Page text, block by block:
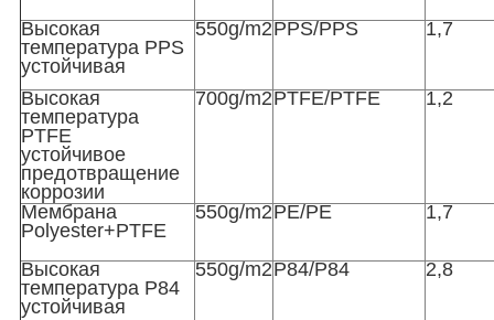
Высокая
температура PPS
устойчивая
550g/m2PPS/PPS 1,7
Высокая
температура
PTFE
устойчивое
предотвращение
коррозии
700g/m2PTFE/PTFE 1,2
Мембрана
Polyester+PTFE
550g/m2PE/PE 1,7
Высокая
температура P84
устойчивая
550g/m2P84/P84 2,8